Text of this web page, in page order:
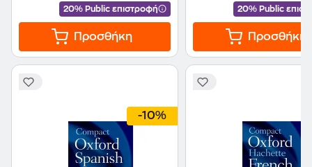
20% Public επιστροφή
Προσθήκη
20% Public
Προσθήκη
-10%